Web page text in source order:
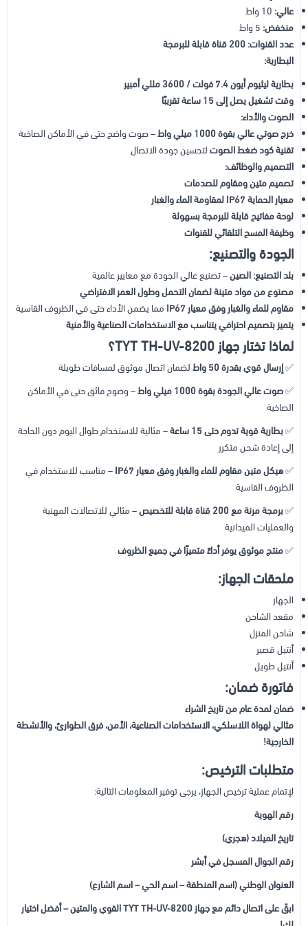
عالي:10 واط
منخفض:5 واط
عدد القنوات: 200 قناة قابلة للبرمجة
البطارية:
بطارية ليثيوم أيون 7.4 فولت / 3600 مللي أمبير
وقت تشغيل يصل إلى 15 ساعة تقريبًا
الصوت والأداء:
خرج صوتي عالي بقوة 1000 ميلي واط
– صوت واضح حتى في الأماكن الصاخبة
تقنية كود ضغط الصوتلتحسين جودة الاتصال
التصميم والوظائف:
تصميم متين ومقاوم للصدمات
معيار الحماية IP67 لمقاومة الماء والغبار
لوحة مفاتيح قابلة للبرمجة بسهولة
وظيفة المسح التلقائي للقنوات
الجودة والتصنيع:
بلد التصنيع: الصين– تصنيع عالي الجودة مع معايير عالمية
مصنوع من مواد متينة لضمان التحمل وطول العمر الافتراضي
مقاوم للماء والغبار وفق معيار IP67
مما يضمن الأداء حتى في الظروف القاسية
يتميز بتصميم احترافي يتناسب مع الاستخدامات الصناعية والأمنية
لماذا تختار جهاز TYT TH-UV-8200؟
✅إرسال قوي بقدرة 50 واط
لضمان اتصال موثوق لمسافات طويلة
✅صوت عالي الجودة بقوة 1000 ميلي واط
– وضوح فائق حتى في الأماكن
الصاخبة
✅بطارية قوية تدوم حتى 15 ساعة
– مثالية للاستخدام طوال اليوم دون الحاجة
إلى إعادة شحن متكرر
✅هيكل متين مقاوم للماء والغبار وفق معيار IP67
– مناسب للاستخدام في
الظروف القاسية
✅برمجة مرنة مع 200 قناة قابلة للتخصيص
– مثالي للاتصالات المهنية
والعمليات الميدانية
✅منتج موثوق يوفر أداءً متميزًا في جميع الظروف
ملحقات الجهاز:
الجهاز
مقعد الشاحن
شاحن المنزل
أنتيل قصير
أنتيل طويل
فاتورة ضمان:
ضمان لمدة عام من تاريخ الشراء
مثالي لهواة اللاسلكي، الاستخدامات الصناعية، الأمن، فرق الطوارئ، والأنشطة
الخارجية!
متطلبات الترخيص:
لإتمام عملية ترخيص الجهاز، يرجى توفير المعلومات التالية:
رقم الهوية
تاريخ الميلاد (هجري)
رقم الجوال المسجل في أبشر
العنوان الوطني (اسم المنطقة – اسم الحي – اسم الشارع)
ابقَ على اتصال دائم مع جهاز TYT TH-UV-8200 القوي والمتين – أفضل اختيار